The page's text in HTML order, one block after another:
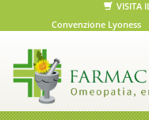
VISITA
Convenzione Lyoness